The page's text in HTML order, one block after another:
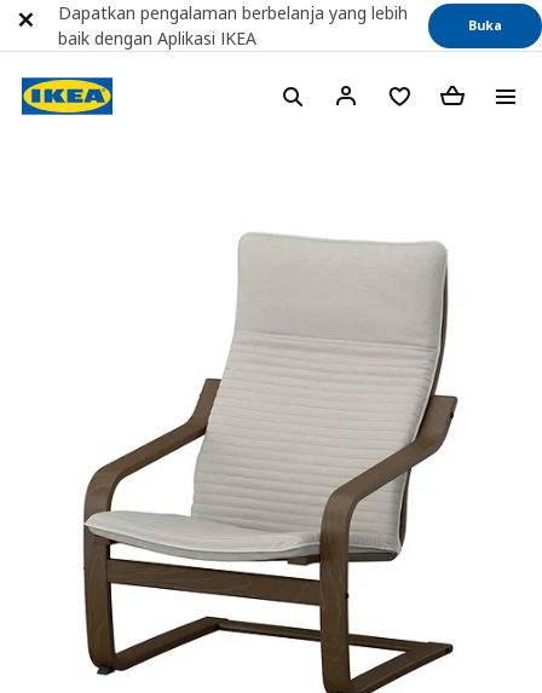
Dapatkan pengalaman berbelanja yang lebih
baik dengan Aplikasi IKEA
Buka